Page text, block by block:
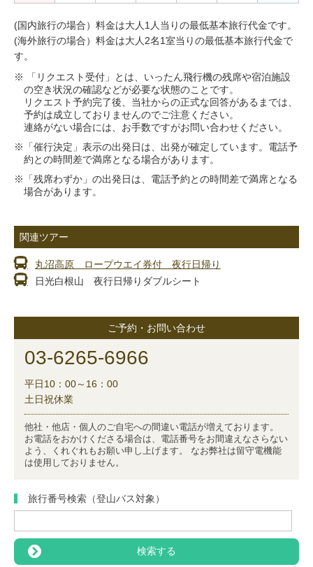
(国内旅行の場合）料金は大人1人当りの最低基本旅行代金です。
(海外旅行の場合）料金は大人2名1室当りの最低基本旅行代金で
す。
※ 「リクエスト受付」とは、いったん飛行機の残席や宿泊施設
の空き状況の確認などが必要な状態のことです。
リクエスト予約完了後、当社からの正式な回答があるまでは、
予約は成立しておりませんのでご注意ください。
連絡がない場合には、お手数ですがお問い合わせください。
※「催行決定」表示の出発日は、出発が確定しています。電話予
約との時間差で満席となる場合があります。
※「残席わずか」の出発日は、電話予約との時間差で満席となる
場合があります。
関連ツアー
丸沼高原 ロープウエイ券付 夜行日帰り
日光白根山 夜行日帰りダブルシート
ご予約・お問い合わせ
03-6265-6966
平日10：00～16：00
土日祝休業
他社・他店・個人のご自宅への間違い電話が増えております。
お電話をおかけくださる場合は、電話番号をお間違えなさらない
よう、くれぐれもお願い申し上げます。 なお弊社は留守電機能
は使用しておりません。
旅行番号検索（登山バス対象）